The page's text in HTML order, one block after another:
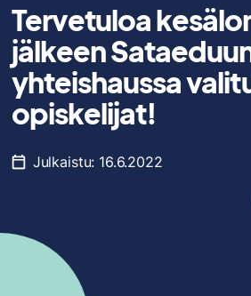
Tervetuloa
jälkeen
yhteishaussa
opiskelijat!
Julkaistu: 16.6.2022